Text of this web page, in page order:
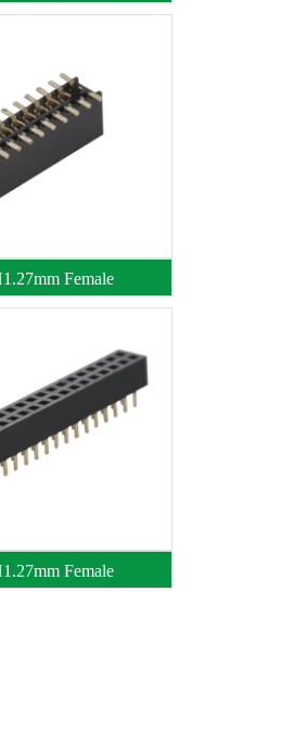
Female
Female